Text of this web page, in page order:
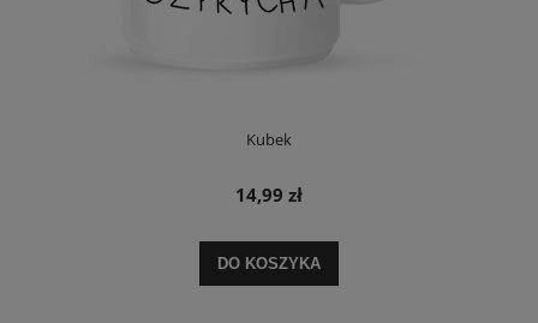
Kubek
14,99 zł
DO KOSZYKA